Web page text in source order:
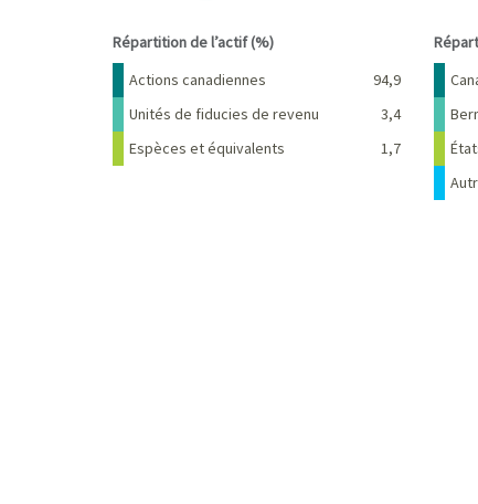
Répartition de l’actif (%)
Nom Pourcentage
Actions canadiennes
94,9
Unités de fiducies de revenu
3,4
Espèces et équivalents
1,7
Nom